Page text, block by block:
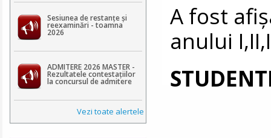
Sesiunea de restanțe și
reexaminări - toamna
2026
ADMITERE 2026 MASTER -
Rezultatele contestaţiilor
la concursul de admitere
Vezi toate alertele
A fost
anului